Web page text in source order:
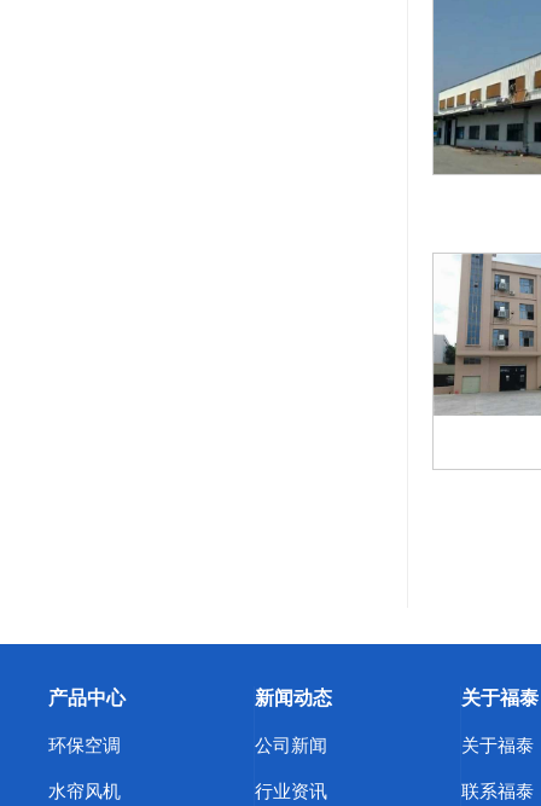
产品中心
环保空调
水帘风机
新闻动态
公司新闻
行业资讯
关于福泰
关于福泰
联系福泰